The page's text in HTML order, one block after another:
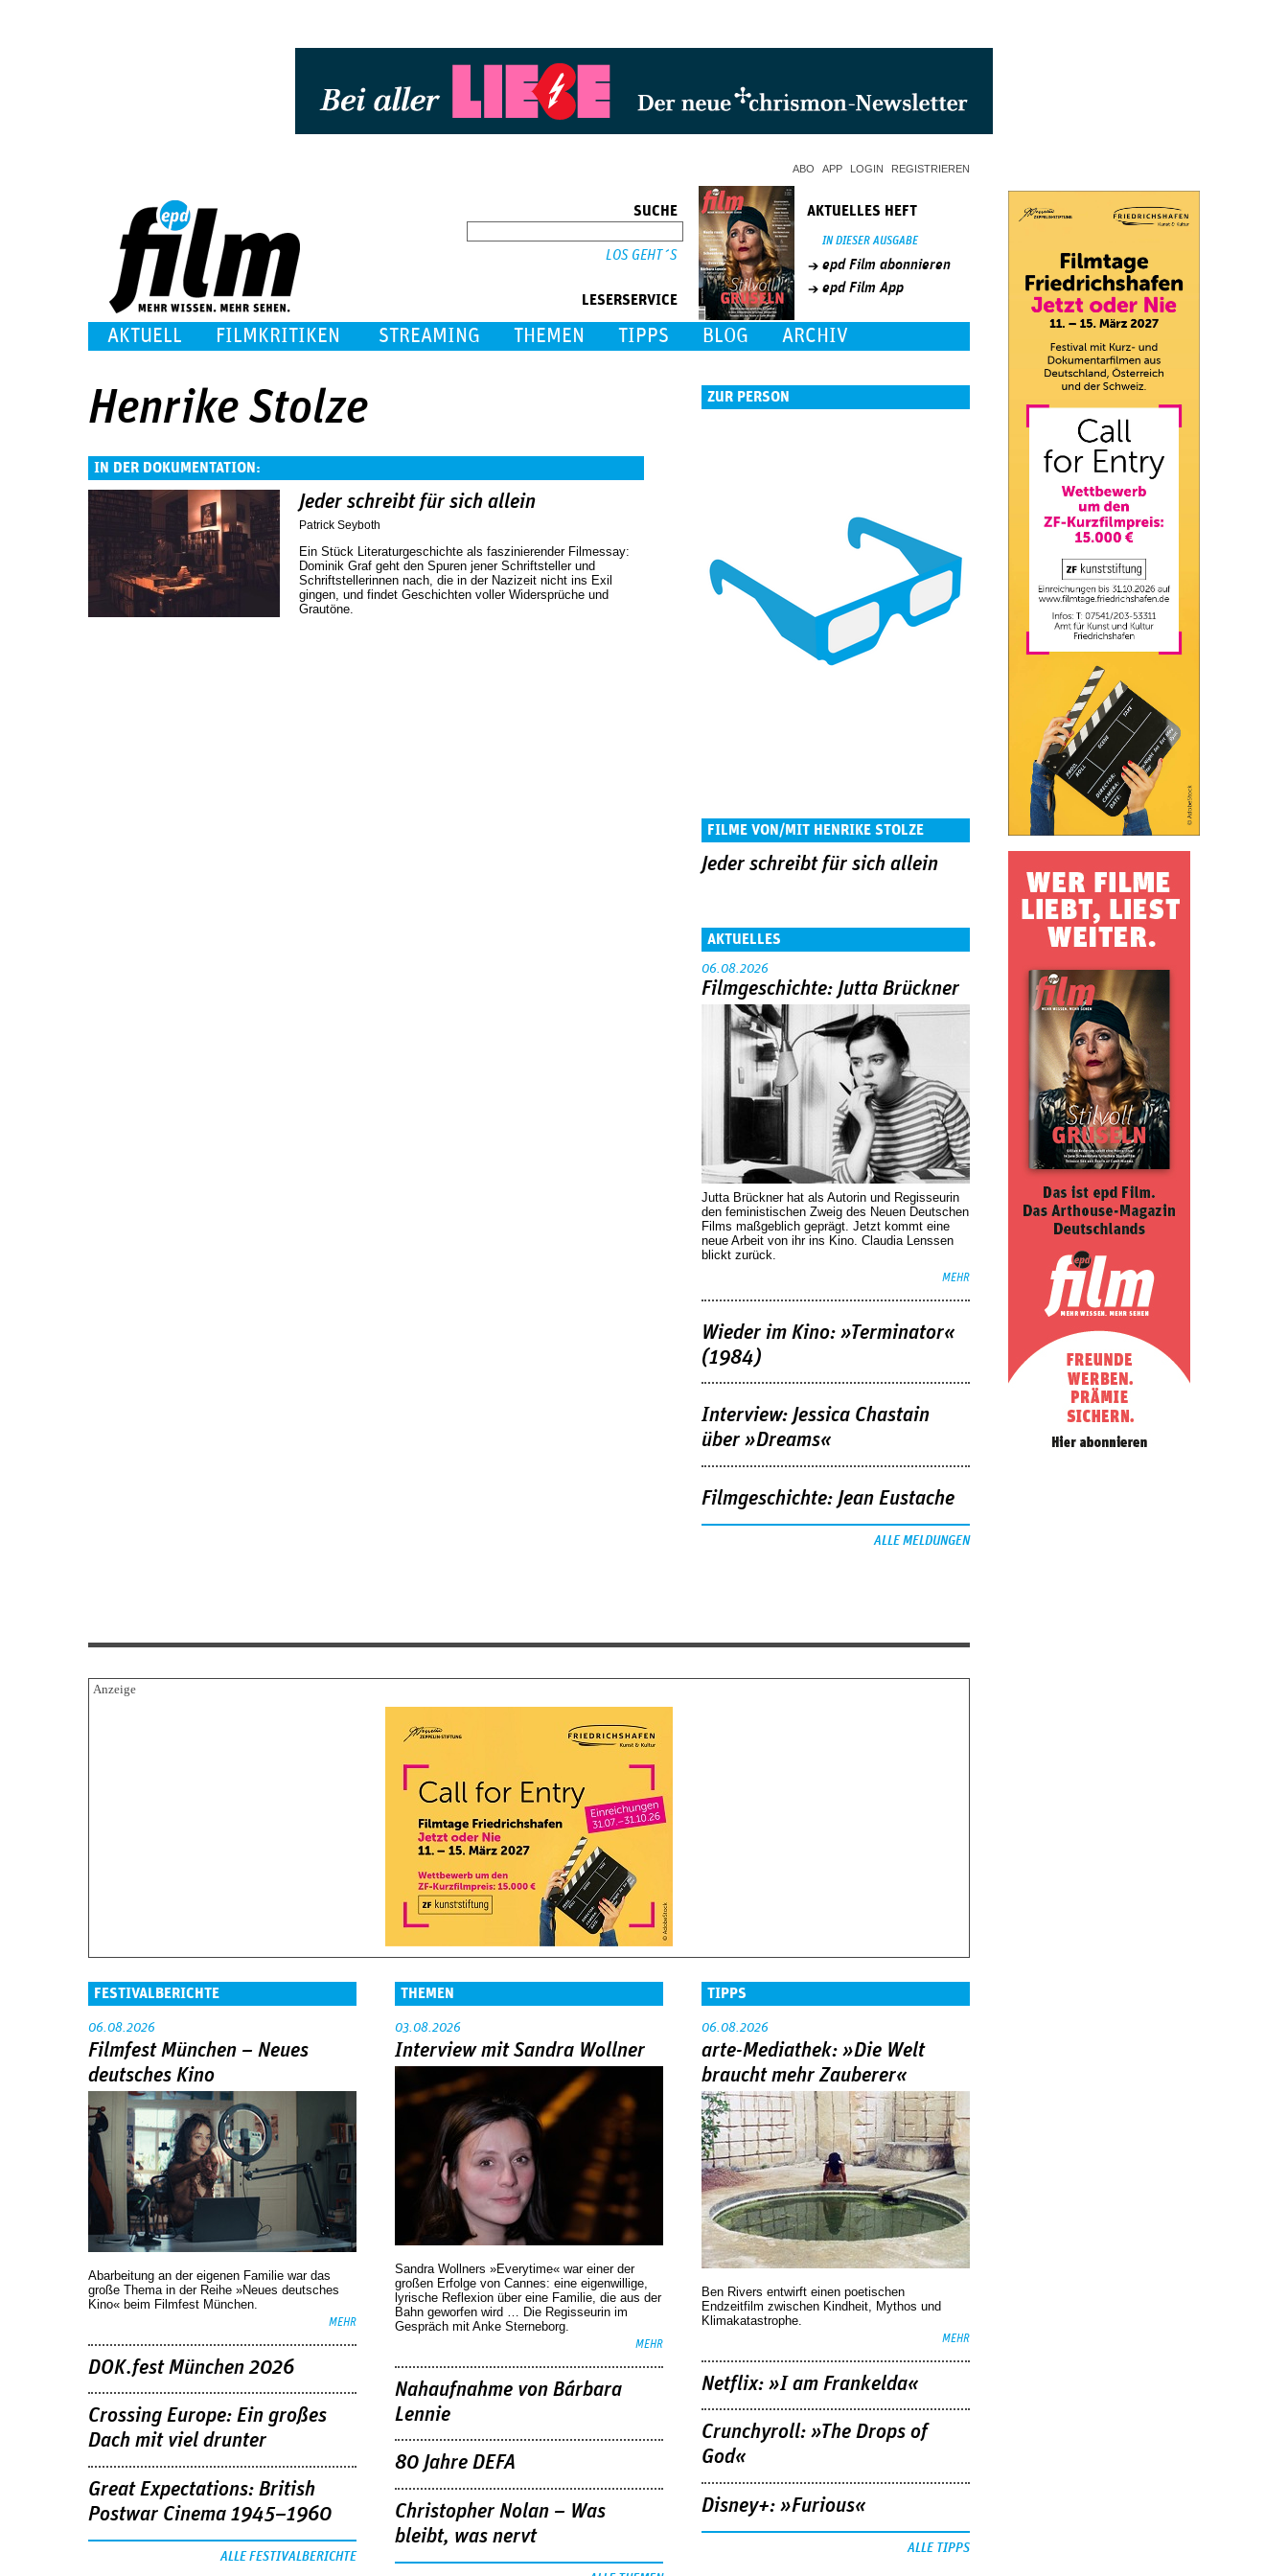
ABO APP LOGIN REGISTRIEREN
SUCHE
LESERSERVICE
AKTUELLES HEFT
IN DIESER AUSGABE
epd Film abonnieren
epd Film App
AKTUELL FILMKRITIKEN STREAMING THEMEN TIPPS BLOG ARCHIV
Henrike Stolze
IN DER DOKUMENTATION:
Jeder schreibt für sich allein
Patrick Seyboth
Ein Stück Literaturgeschichte als faszinierender Filmessay:
Dominik Graf geht den Spuren jener Schriftsteller und
Schriftstellerinnen nach, die in der Nazizeit nicht ins Exil
gingen, und findet Geschichten voller Widersprüche und
Grautöne.
ZUR PERSON
FILME VON/MIT HENRIKE STOLZE
Jeder schreibt für sich allein
AKTUELLES
06.08.2026
Filmgeschichte: Jutta Brückner
Jutta Brückner hat als Autorin und Regisseurin
den feministischen Zweig des Neuen Deutschen
Films maßgeblich geprägt. Jetzt kommt eine
neue Arbeit von ihr ins Kino. Claudia Lenssen
blickt zurück.
MEHR
Wieder im Kino: »Terminator«
(1984)
Interview: Jessica Chastain
über »Dreams«
Filmgeschichte: Jean Eustache
ALLE MELDUNGEN
FESTIVALBERICHTE
06.08.2026
Filmfest München – Neues
deutsches Kino
Abarbeitung an der eigenen Familie war das
große Thema in der Reihe »Neues deutsches
Kino« beim Filmfest München.
MEHR
DOK.fest München 2026
Crossing Europe: Ein großes
Dach mit viel drunter
Great Expectations: British
Postwar Cinema 1945–1960
ALLE FESTIVALBERICHTE
THEMEN
03.08.2026
Interview mit Sandra Wollner
Sandra Wollners »Everytime« war einer der
großen Erfolge von Cannes: eine eigenwillige,
lyrische Reflexion über eine ­Familie, die aus der
Bahn geworfen wird … Die Regisseurin im
Gespräch mit Anke Sterneborg.
MEHR
Nahaufnahme von Bárbara
Lennie
80 Jahre DEFA
Christopher Nolan – Was
bleibt, was nervt
TIPPS
06.08.2026
arte-Mediathek: »Die Welt
braucht mehr Zauberer«
Ben Rivers entwirft einen poetischen
Endzeitfilm zwischen Kindheit, Mythos und
Klimakatastrophe.
MEHR
Netflix: »I am Frankelda«
Crunchyroll: »The Drops of
God«
Disney+: »Furious«
ALLE TIPPS